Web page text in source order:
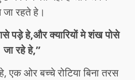
जा रहते हे।
पड़े हे,और क्यारियों मे शंख पोसे
जा रहे हे,”
एक ओर बच्चे रोटिया बिना तरस